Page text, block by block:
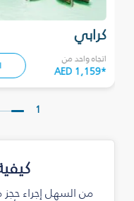
كرابي
اتجاه واحد من
AED 1,159*
1
من السهل إجراء